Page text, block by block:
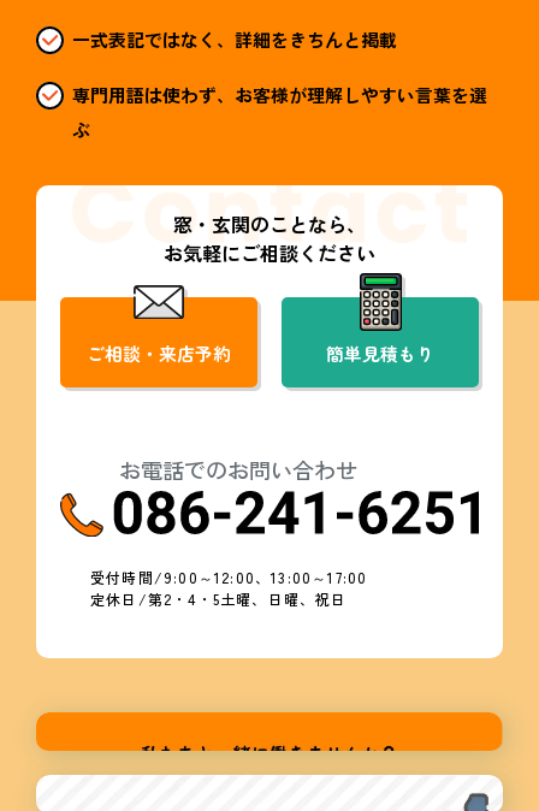
一式表記ではなく、詳細をきちんと掲載
専門用語は使わず、お客様が理解しやすい言葉を選
ぶ
窓・玄関のことなら、
お気軽にご相談ください
ご相談・来店予約 簡単見積もり
お電話でのお問い合わせ
受付時間/9:00～12:00、13:00～17:00
定休日/第2・4・5土曜、日曜、祝日